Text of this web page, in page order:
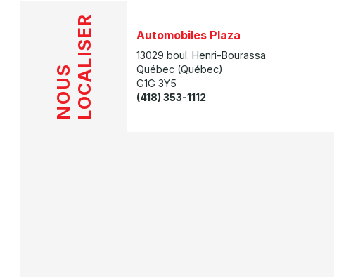
NOUSLOCALISER Automobiles Plaza
13029 boul. Henri-Bourassa
Québec (Québec)
G1G 3Y5
(418) 353-1112